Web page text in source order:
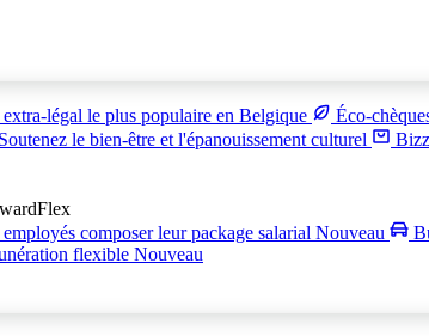
légal le plus populaire en Belgique Éco-
Soutenez le bien-être et l'épanouissement culturel
composer leur package salarial Nouveau
flexible Nouveau